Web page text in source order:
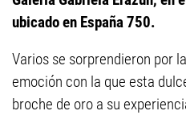
ubicado en España 750.
Varios se sorprendieron por
emoción con la que esta
broche de oro a su